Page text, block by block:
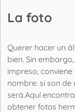
La foto
Querer hacer un
bien. Sin
impreso,
nombre: si son
será.Aquí
obtener fotos